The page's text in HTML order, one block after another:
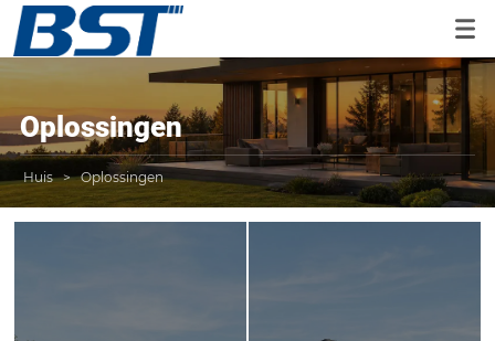
Oplossingen
Huis > Oplossingen